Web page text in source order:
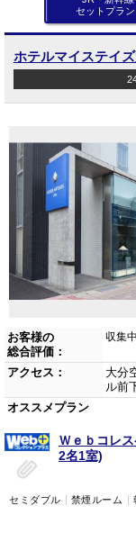
セットプラ
ホテルマイステイ
お客様の
総合評価：
収集中
アクセス：
大分
ル前
オススメプラン
Ｗｅｂコレ
2名1室)
セミダブル 禁煙ルーム